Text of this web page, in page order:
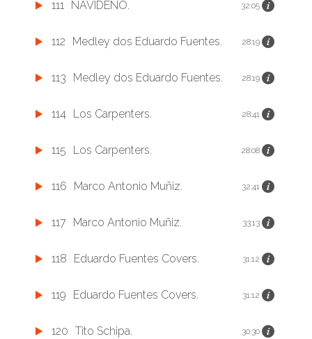
111 NAVIDEÑO. 32:05
112 Medley dos Eduardo Fuentes. 28:19
113 Medley dos Eduardo Fuentes. 28:19
114 Los Carpenters. 28:41
115 Los Carpenters. 28:08
116 Marco Antonio Muñiz. 32:41
117 Marco Antonio Muñiz. 33:13
118 Eduardo Fuentes Covers. 31:12
119 Eduardo Fuentes Covers. 31:12
120 Tito Schipa. 30:30